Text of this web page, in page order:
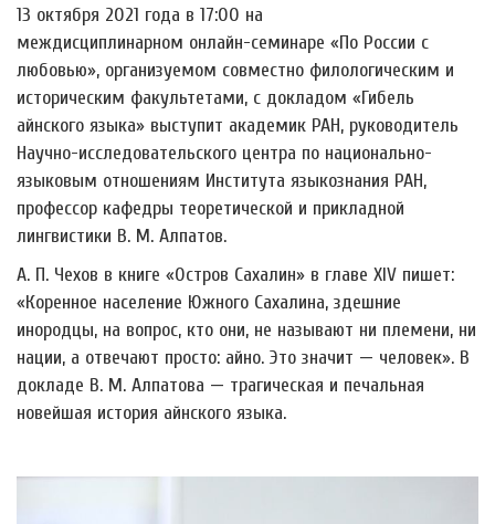
13 октября 2021 года в 17:00 на
междисциплинарном онлайн-семинаре «По России с
любовью», организуемом совместно филологическим и
историческим факультетами, с докладом «Гибель
айнского языка» выступит академик РАН, руководитель
Научно-исследовательского центра по национально-
языковым отношениям Института языкознания РАН,
профессор кафедры теоретической и прикладной
лингвистики В. М. Алпатов.
А. П. Чехов в книге «Остров Сахалин» в главе XIV пишет:
«Коренное население Южного Сахалина, здешние
инородцы, на вопрос, кто они, не называют ни племени, ни
нации, а отвечают просто: айно. Это значит — человек». В
докладе В. М. Алпатова — трагическая и печальная
новейшая история айнского языка.